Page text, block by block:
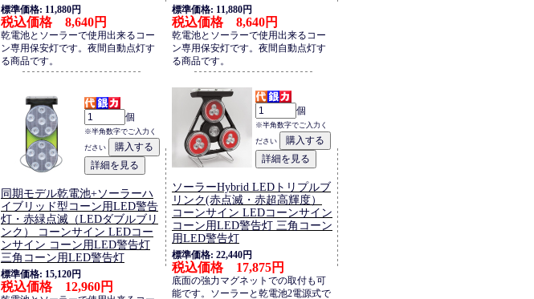
標準価格: 11,880円
税込価格 8,640円
乾電池とソーラーで使用出来るコー
ン専用保安灯です。夜間自動点灯す
る商品です。
標準価格: 11,880円
税込価格 8,640円
乾電池とソーラーで使用出来るコー
ン専用保安灯です。夜間自動点灯す
る商品です。
個
※半角数字でご入力く
ださい
同期モデル乾電池+ソーラーハ
イブリッド型コーン用LED警告
灯・赤緑点滅（LEDダブルブリ
ンク） コーンサイン LEDコー
ンサイン コーン用LED警告灯
三角コーン用LED警告灯
標準価格: 15,120円
税込価格 12,960円
個
※半角数字でご入力く
ださい
ソーラーHybrid LEDトリプルブ
リンク(赤点滅・赤超高輝度）
コーンサイン LEDコーンサイン
コーン用LED警告灯 三角コーン
用LED警告灯
標準価格: 22,440円
税込価格 17,875円
底面の強力マグネットでの取付も可
能です。ソーラーと乾電池2電源式で